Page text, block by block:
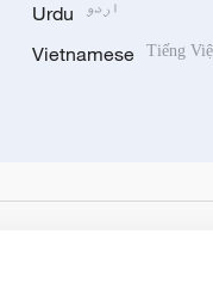
Urdu اردو
Vietnamese Tiếng